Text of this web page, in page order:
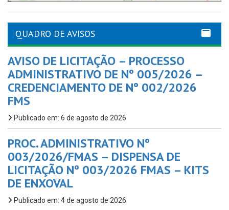
QUADRO DE AVISOS
AVISO DE LICITAÇÃO – PROCESSO
ADMINISTRATIVO DE Nº 005/2026 –
CREDENCIAMENTO DE Nº 002/2026
FMS
Publicado em: 6 de agosto de 2026
PROC. ADMINISTRATIVO Nº
003/2026/FMAS – DISPENSA DE
LICITAÇÃO Nº 003/2026 FMAS – KITS
DE ENXOVAL
Publicado em: 4 de agosto de 2026